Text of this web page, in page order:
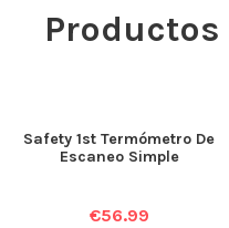
Safety 1st Termómetro De
Escaneo Simple
€56.99